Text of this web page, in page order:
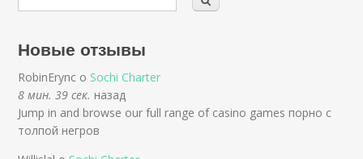
Новые отзывы
RobinErync о Sochi Charter
8 мин. 39 сек. назад
Jump in and browse our full range of casino games порно с
толпой негров